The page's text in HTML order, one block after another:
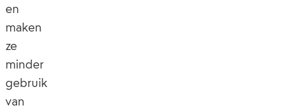
en
maken
ze
minder
gebruik
van